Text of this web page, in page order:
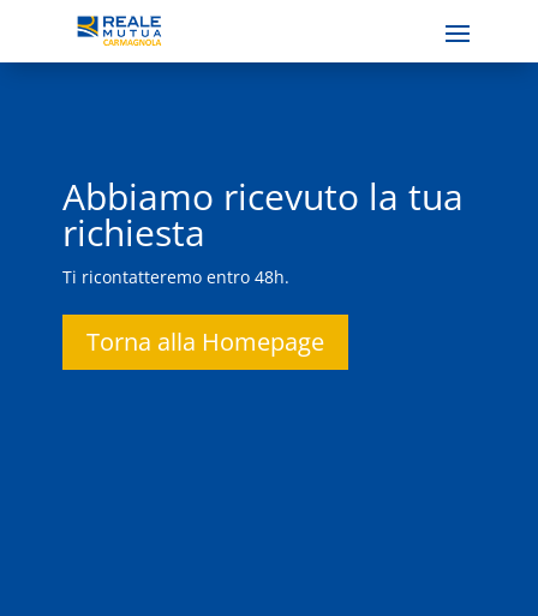
Abbiamo ricevuto la tua
richiesta
Ti ricontatteremo entro 48h.
Torna alla Homepage